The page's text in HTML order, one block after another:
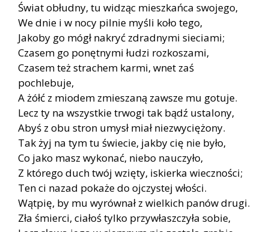
Świat obłudny, tu widząc mieszkańca swojego,
We dnie i w nocy pilnie myśli koło tego,
Jakoby go mógł nakryć zdradnymi sieciami;
Czasem go ponętnymi łudzi rozkoszami,
Czasem też strachem karmi, wnet zaś
pochlebuje,
A żółć z miodem zmieszaną zawsze mu gotuje.
Lecz ty na wszystkie trwogi tak bądź ustalony,
Abyś z obu stron umysł miał niezwyciężony.
Tak żyj na tym tu świecie, jakby cię nie było,
Co jako masz wykonać, niebo nauczyło,
Z którego duch twój wzięty, iskierka wieczności;
Ten ci nazad pokaże do ojczystej włości.
Wątpię, by mu wyrównał z wielkich panów drugi.
Zła śmierci, ciałoś tylko przywłaszczyła sobie,